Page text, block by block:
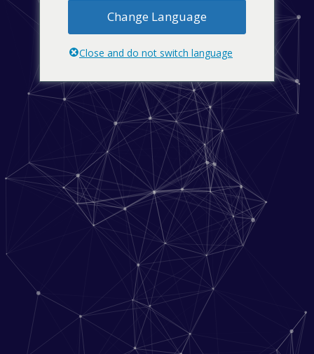
Change Language
Close and do not switch language